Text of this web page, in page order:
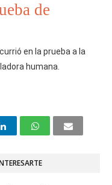
de
en la prueba a la
humana.